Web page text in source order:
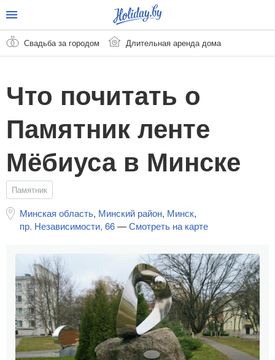
Свадьба за городом Длительная аренда дома
Что почитать о
Памятник ленте
Мёбиуса в Минске
Памятник
Минская область, Минский район, Минск,
пр. Независимости, 66—Смотреть на карте